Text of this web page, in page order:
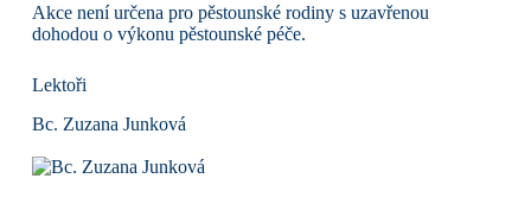
Akce není určena pro pěstounské rodiny s uzavřenou
dohodou o výkonu pěstounské péče.
Lektoři
Bc. Zuzana Junková